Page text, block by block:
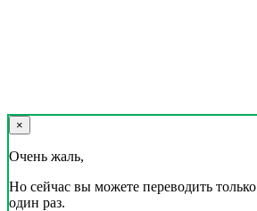
×
Очень жаль,
Но сейчас вы можете переводить только
один раз.